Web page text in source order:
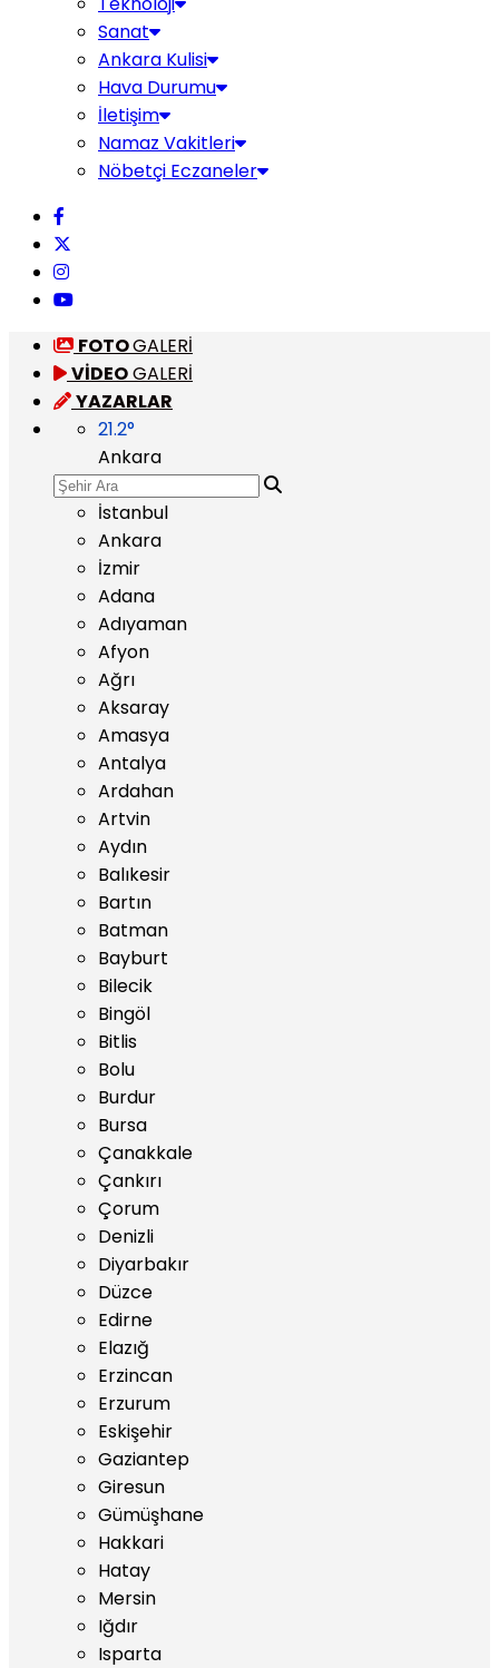
Sanat
Ankara Kulisi
Hava Durumu
İletişim
Namaz Vakitleri
Nöbetçi Eczaneler
FOTOGALERİ
VİDEOGALERİ
YAZARLAR
21.2°
Ankara
İstanbul
Ankara
İzmir
Adana
Adıyaman
Afyon
Ağrı
Aksaray
Amasya
Antalya
Ardahan
Artvin
Aydın
Balıkesir
Bartın
Batman
Bayburt
Bilecik
Bingöl
Bitlis
Bolu
Burdur
Bursa
Çanakkale
Çankırı
Çorum
Denizli
Diyarbakır
Düzce
Edirne
Elazığ
Erzincan
Erzurum
Eskişehir
Gaziantep
Giresun
Gümüşhane
Hakkari
Hatay
Mersin
Iğdır
Isparta